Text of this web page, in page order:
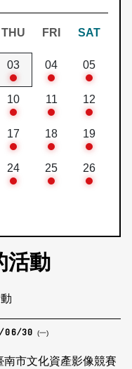
THU FRI SAT
03 04 05
10 11 12
17 18 19
24 25 26
活動
06/30 (一)
南市文化資產影像競賽